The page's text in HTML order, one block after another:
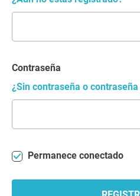
Contraseña
¿Sin contraseña o
Permanece conectado